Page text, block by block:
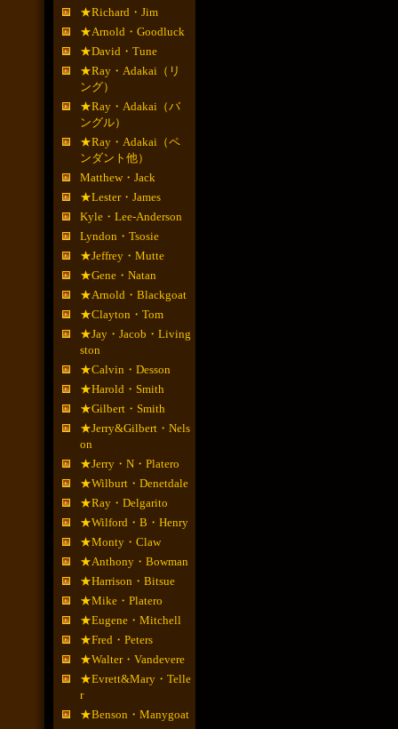
★Richard・Jim
★Arnold・Goodluck
★David・Tune
★Ray・Adakai（リ
ング）
★Ray・Adakai（バ
ングル）
★Ray・Adakai（ペ
ンダント他）
Matthew・Jack
★Lester・James
Kyle・Lee-Anderson
Lyndon・Tsosie
★Jeffrey・Mutte
★Gene・Natan
★Arnold・Blackgoat
★Clayton・Tom
★Jay・Jacob・Living
ston
★Calvin・Desson
★Harold・Smith
★Gilbert・Smith
★Jerry&Gilbert・Nels
on
★Jerry・N・Platero
★Wilburt・Denetdale
★Ray・Delgarito
★Wilford・B・Henry
★Monty・Claw
★Anthony・Bowman
★Harrison・Bitsue
★Mike・Platero
★Eugene・Mitchell
★Fred・Peters
★Walter・Vandevere
★Evrett&Mary・Telle
r
★Benson・Manygoat